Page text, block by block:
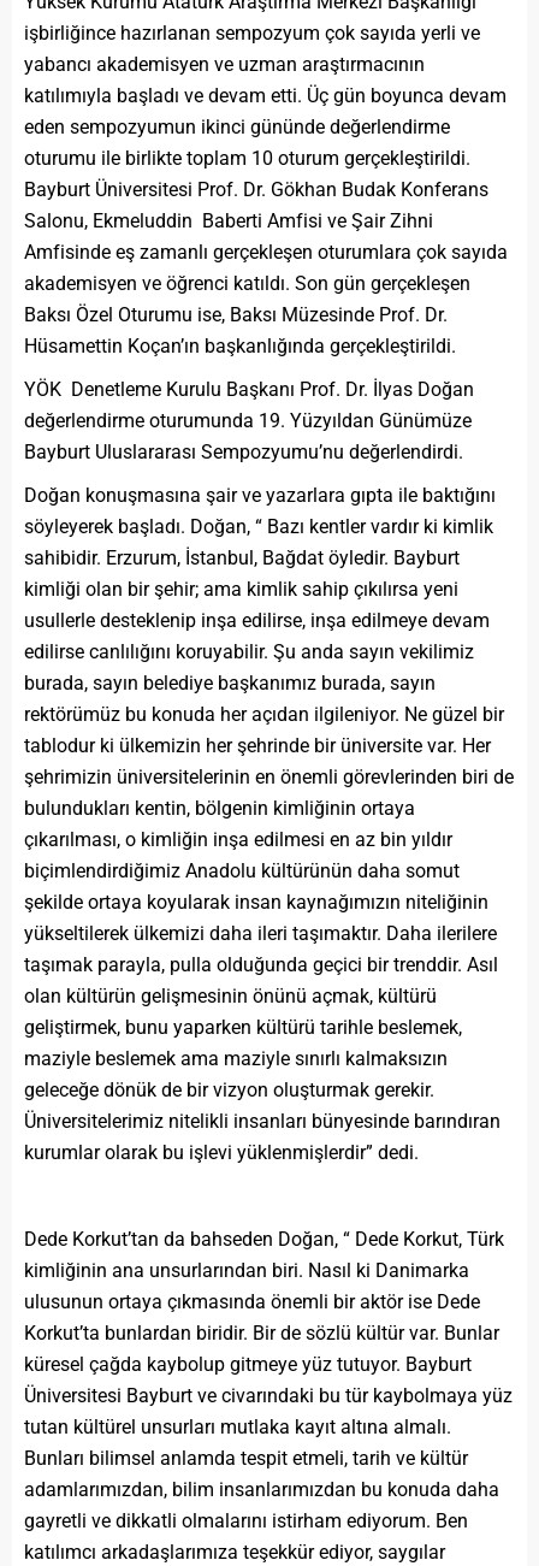
işbirliğince hazırlanan sempozyum çok sayıda yerli ve
yabancı akademisyen ve uzman araştırmacının
katılımıyla başladı ve devam etti. Üç gün boyunca devam
eden sempozyumun ikinci gününde değerlendirme
oturumu ile birlikte toplam 10 oturum gerçekleştirildi.
Bayburt Üniversitesi Prof. Dr. Gökhan Budak Konferans
Salonu, Ekmeluddin Baberti Amfisi ve Şair Zihni
Amfisinde eş zamanlı gerçekleşen oturumlara çok sayıda
akademisyen ve öğrenci katıldı. Son gün gerçekleşen
Baksı Özel Oturumu ise, Baksı Müzesinde Prof. Dr.
Hüsamettin Koçan’ın başkanlığında gerçekleştirildi.
YÖK Denetleme Kurulu Başkanı Prof. Dr. İlyas Doğan
değerlendirme oturumunda 19. Yüzyıldan Günümüze
Bayburt Uluslararası Sempozyumu’nu değerlendirdi.
Doğan konuşmasına şair ve yazarlara gıpta ile baktığını
söyleyerek başladı. Doğan, “ Bazı kentler vardır ki kimlik
sahibidir. Erzurum, İstanbul, Bağdat öyledir. Bayburt
kimliği olan bir şehir; ama kimlik sahip çıkılırsa yeni
usullerle desteklenip inşa edilirse, inşa edilmeye devam
edilirse canlılığını koruyabilir. Şu anda sayın vekilimiz
burada, sayın belediye başkanımız burada, sayın
rektörümüz bu konuda her açıdan ilgileniyor. Ne güzel bir
tablodur ki ülkemizin her şehrinde bir üniversite var. Her
şehrimizin üniversitelerinin en önemli görevlerinden biri de
bulundukları kentin, bölgenin kimliğinin ortaya
çıkarılması, o kimliğin inşa edilmesi en az bin yıldır
biçimlendirdiğimiz Anadolu kültürünün daha somut
şekilde ortaya koyularak insan kaynağımızın niteliğinin
yükseltilerek ülkemizi daha ileri taşımaktır. Daha ilerilere
taşımak parayla, pulla olduğunda geçici bir trenddir. Asıl
olan kültürün gelişmesinin önünü açmak, kültürü
geliştirmek, bunu yaparken kültürü tarihle beslemek,
maziyle beslemek ama maziyle sınırlı kalmaksızın
geleceğe dönük de bir vizyon oluşturmak gerekir.
Üniversitelerimiz nitelikli insanları bünyesinde barındıran
kurumlar olarak bu işlevi yüklenmişlerdir” dedi.
Dede Korkut’tan da bahseden Doğan, “ Dede Korkut, Türk
kimliğinin ana unsurlarından biri. Nasıl ki Danimarka
ulusunun ortaya çıkmasında önemli bir aktör ise Dede
Korkut’ta bunlardan biridir. Bir de sözlü kültür var. Bunlar
küresel çağda kaybolup gitmeye yüz tutuyor. Bayburt
Üniversitesi Bayburt ve civarındaki bu tür kaybolmaya yüz
tutan kültürel unsurları mutlaka kayıt altına almalı.
Bunları bilimsel anlamda tespit etmeli, tarih ve kültür
adamlarımızdan, bilim insanlarımızdan bu konuda daha
gayretli ve dikkatli olmalarını istirham ediyorum. Ben
katılımcı arkadaşlarımıza teşekkür ediyor, saygılar